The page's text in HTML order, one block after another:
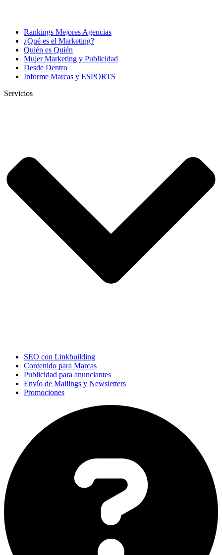
Rankings Mejores Agencias
¿Qué es el Marketing?
Quién es Quién
Mujer Marketing y Publicidad
Desde Dentro
Informe Marcas y ESPORTS
Servicios
SEO con Linkbuilding
Contenido para Marcas
Publicidad para anunciantes
Envío de Mailings y Newsletters
Promociones